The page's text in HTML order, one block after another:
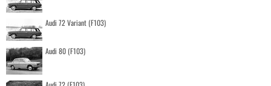
Audi 72 Variant (F103)
Audi 80 (F103)